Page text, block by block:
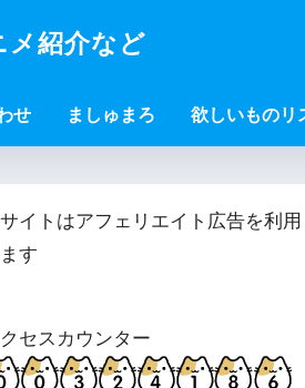
紹介など
せ ましゅまろ 欲しいものリ
イトはアフェリエイト広告を利用
す
セスカウンター